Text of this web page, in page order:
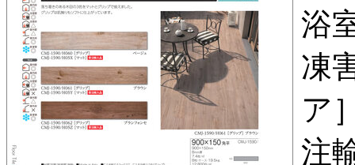
浴
凍
ア
注